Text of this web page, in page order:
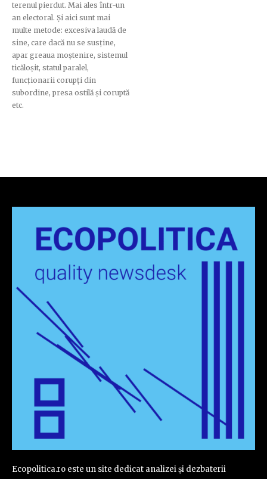
terenul pierdut. Mai ales într-un
an electoral. Și aici sunt mai
multe metode: excesiva laudă de
sine, care dacă nu se susține,
apar greaua moștenire, sistemul
ticăloșit, statul paralel,
funcționarii corupți din
subordine, presa ostilă și coruptă
etc.
Ecopolitica.ro este un site dedicat analizei și dezbaterii